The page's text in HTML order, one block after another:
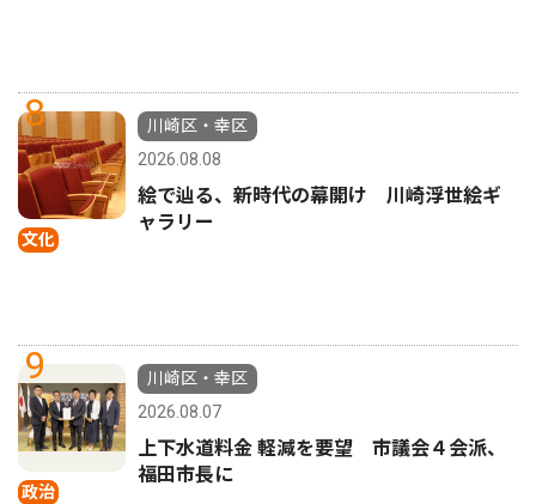
8
文化
川崎区・幸区
2026.08.08
絵で辿る、新時代の幕開け 川崎浮世絵ギ
ャラリー
9
政治
川崎区・幸区
2026.08.07
上下水道料金 軽減を要望 市議会４会派、
福田市長に